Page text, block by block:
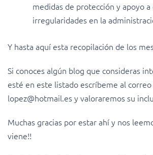
medidas de protección y apoyo
irregularidades en la
Y hasta aquí esta recopilación de los
Si conoces algún blog que consideras
esté en este listado escríbeme al correo
lopez@hotmail.es y valoraremos su
Muchas gracias por estar ahí y nos
viene!!